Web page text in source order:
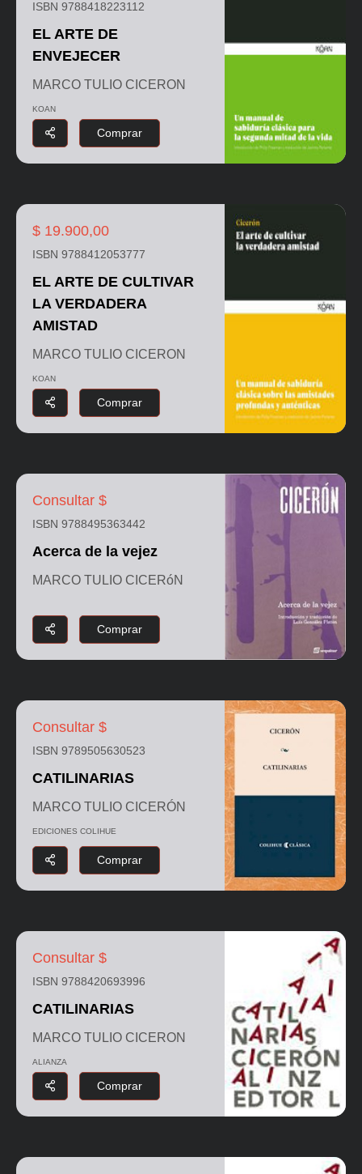
ISBN 9788418223112
EL ARTE DE
ENVEJECER
MARCO TULIO CICERON
KOAN
Comprar
$ 19.900,00
ISBN 9788412053777
EL ARTE DE CULTIVAR
LA VERDADERA
AMISTAD
MARCO TULIO CICERON
KOAN
Comprar
Consultar $
ISBN 9788495363442
Acerca de la vejez
MARCO TULIO CICERóN
Comprar
Consultar $
ISBN 9789505630523
CATILINARIAS
MARCO TULIO CICERÓN
EDICIONES COLIHUE
Comprar
Consultar $
ISBN 9788420693996
CATILINARIAS
MARCO TULIO CICERON
ALIANZA
Comprar